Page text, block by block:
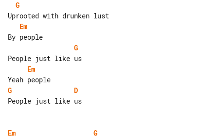
G
Em
G
Em
G
D
People just like us
Em
G